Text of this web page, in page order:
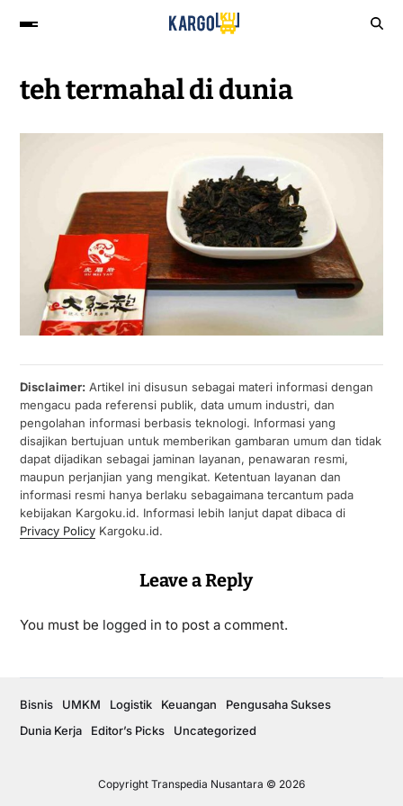
teh termahal di dunia
Disclaimer:Artikel ini disusun sebagai materi informasi dengan
mengacu pada referensi publik, data umum industri, dan
pengolahan informasi berbasis teknologi. Informasi yang
disajikan bertujuan untuk memberikan gambaran umum dan tidak
dapat dijadikan sebagai jaminan layanan, penawaran resmi,
maupun perjanjian yang mengikat. Ketentuan layanan dan
informasi resmi hanya berlaku sebagaimana tercantum pada
kebijakan Kargoku.id. Informasi lebih lanjut dapat dibaca di
Privacy PolicyKargoku.id.
Leave a Reply
You must be logged in to post a comment.
Copyright Transpedia Nusantara © 2026
Bisnis UMKM Logistik Keuangan
Pengusaha Sukses
Dunia Kerja
Editor’s Picks Uncategorized